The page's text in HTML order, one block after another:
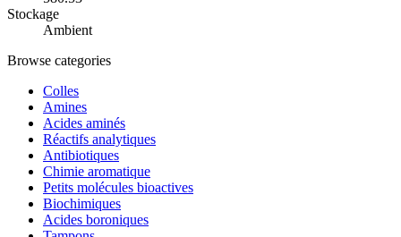
Stockage
Ambient
Browse categories
Colles
Amines
Acides aminés
Réactifs analytiques
Antibiotiques
Chimie aromatique
Petits molécules bioactives
Biochimiques
Acides boroniques